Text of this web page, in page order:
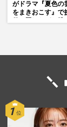
がドラマ『夏色の
をまきおこす』で